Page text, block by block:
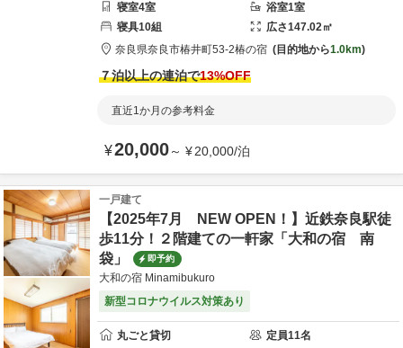
寝室4室 浴室1室
寝具10組 広さ147.02㎡
奈良県奈良市椿井町53-2椿の宿 目的地から1.0km
７泊以上の連泊で13%OFF
直近1か月の参考料金
¥20,000～ ¥20,000/泊
一戸建て
【2025年7月 NEW OPEN！】近鉄奈良駅徒
歩11分！２階建ての一軒家「大和の宿 南
袋」
即予約
大和の宿 Minamibukuro
新型コロナウイルス対策あり
丸ごと貸切 定員11名